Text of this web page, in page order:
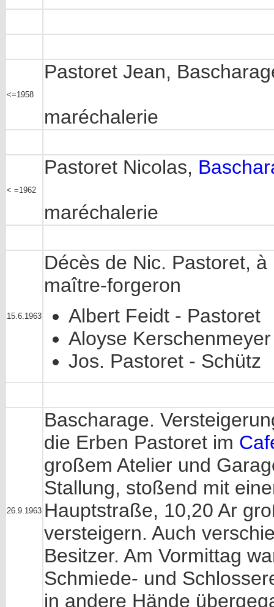
<=1958
Pastoret Jean,
maréchalerie
< =1962
Pastoret Nicolas,
maréchalerie
15.6.1963
Décès de Nic. Pastoret,
maître-forgeron
Albert Feidt - Pastoret
Aloyse
Jos. Pastoret - Schütz
26.9.1963
Bascharage.
die Erben Pastoret im
großem Atelier und
Stallung, stoßend mit
Hauptstraße, 10,20 Ar
versteigern. Auch
Besitzer. Am Vormittag
Schmiede- und
in andere Hände